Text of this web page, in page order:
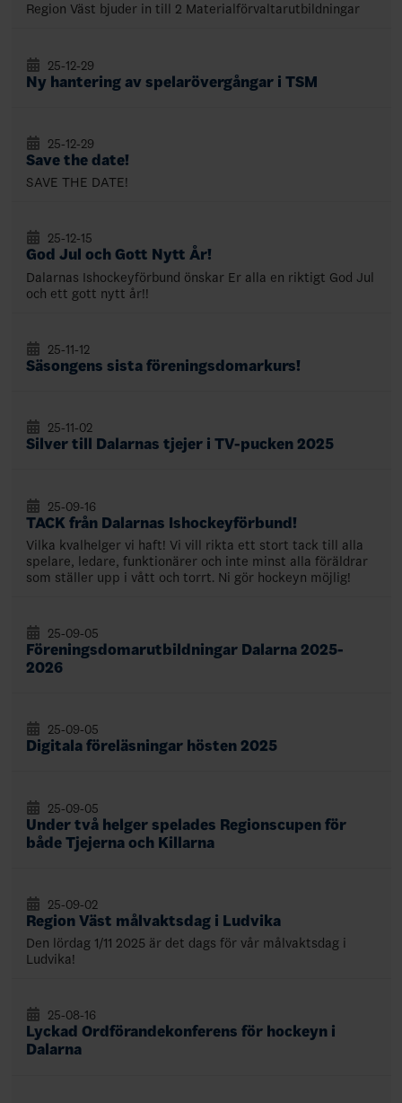
Region Väst bjuder in till 2 Materialförvaltarutbildningar
Ny hantering av spelarövergångar i TSM
25-12-29
Save the date!
25-12-29
SAVE THE DATE!
God Jul och Gott Nytt År!
25-12-15
Dalarnas Ishockeyförbund önskar Er alla en riktigt God Jul
och ett gott nytt år!!
Säsongens sista föreningsdomarkurs!
25-11-12
Silver till Dalarnas tjejer i TV-pucken 2025
25-11-02
TACK från Dalarnas Ishockeyförbund!
25-09-16
Vilka kvalhelger vi haft! Vi vill rikta ett stort tack till alla
spelare, ledare, funktionärer och inte minst alla föräldrar
som ställer upp i vått och torrt. Ni gör hockeyn möjlig!
Föreningsdomarutbildningar Dalarna 2025-
2026
25-09-05
Digitala föreläsningar hösten 2025
25-09-05
Under två helger spelades Regionscupen för
både Tjejerna och Killarna
25-09-05
Region Väst målvaktsdag i Ludvika
25-09-02
Den lördag 1/11 2025 är det dags för vår målvaktsdag i
Ludvika!
Lyckad Ordförandekonferens för hockeyn i
Dalarna
25-08-16